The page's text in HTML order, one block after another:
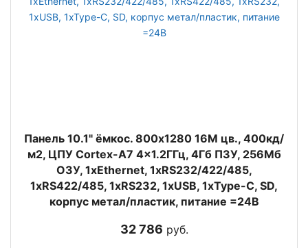
Панель 10.1" ёмкос. 800x1280 16М цв., 400кд/
м2, ЦПУ Cortex-A7 4x1.2ГГц, 4Гб ПЗУ, 256Мб
ОЗУ, 1xEthernet, 1xRS232/422/485,
1xRS422/485, 1xRS232, 1xUSB, 1xType-C, SD,
корпус метал/пластик, питание =24В
32 786 руб.